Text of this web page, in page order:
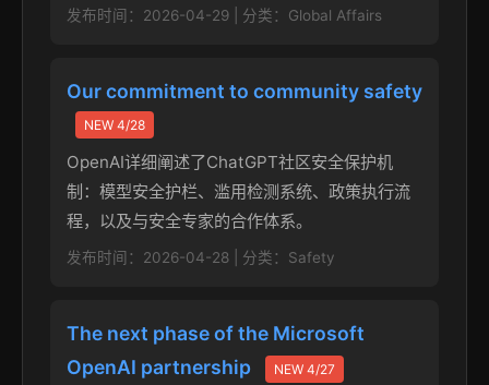
发布时间：2026-04-29 | 分类：Global Affairs
Our commitment to community safety
NEW 4/28
OpenAI详细阐述了ChatGPT社区安全保护机
制：模型安全护栏、滥用检测系统、政策执行流
程，以及与安全专家的合作体系。
发布时间：2026-04-28 | 分类：Safety
The next phase of the Microsoft
OpenAI partnership
NEW 4/27